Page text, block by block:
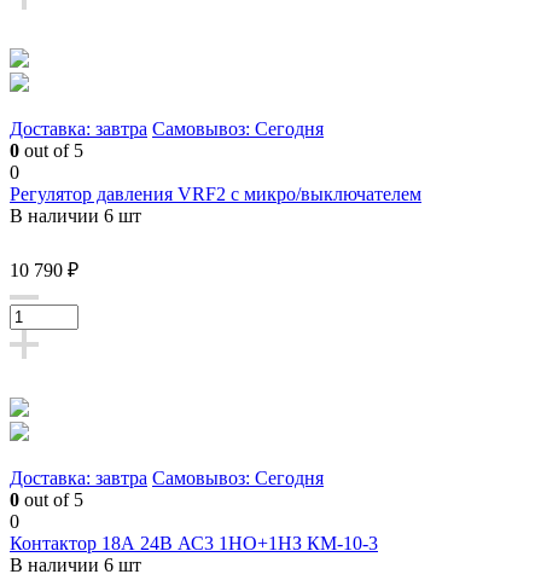
Доставка: завтра Самовывоз: Сегодня
0 out of 5
0
Регулятор давления VRF2 с микро/выключателем
В наличии 6 шт
10 790 ₽
Доставка: завтра Самовывоз: Сегодня
0 out of 5
0
Контактор 18А 24В АС3 1НО+1НЗ КМ-10-3
В наличии 6 шт